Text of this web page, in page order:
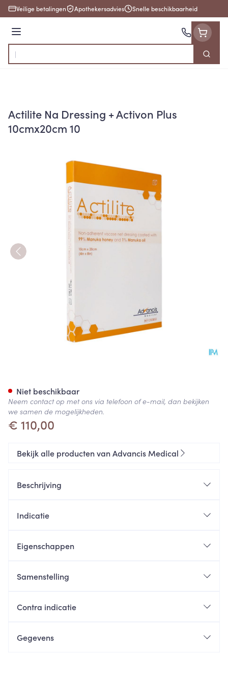
Ga naar de inhoud
Veilige betalingen Apothekersadvies Snelle beschikbaarheid
Menu
Product, merk, categorie...
Zoek
Actilite Na Dressing + Activon Plus
10cmx20cm 10
€ 110,00
Niet beschikbaar
Neem contact op met ons via telefoon of e-mail, dan bekijken
we samen de mogelijkheden.
Bekijk alle producten van Advancis Medical
Beschrijving
Indicatie
Eigenschappen
Samenstelling
Contra indicatie
Gegevens